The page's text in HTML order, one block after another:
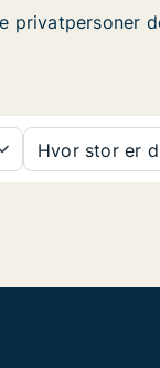
privatpersoner
Hvor stor er